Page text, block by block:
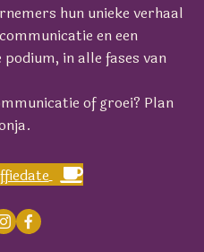
hun unieke verhaal
en een
in alle fases van
of groei? Plan